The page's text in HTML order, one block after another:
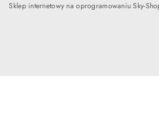
Sklep internetowy na oprogramowaniu Sky-